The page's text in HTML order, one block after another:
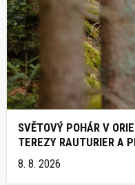
SVĚTOVÝ POHÁR V
TEREZY RAUTURIER A
8. 8. 2026